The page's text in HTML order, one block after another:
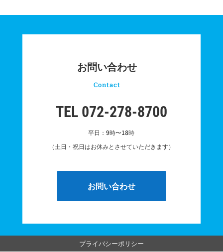
お問い合わせ
Contact
TEL 072-278-8700
平日：9時〜18時
（土日・祝日はお休みとさせていただきます）
お問い合わせ
プライバシーポリシー